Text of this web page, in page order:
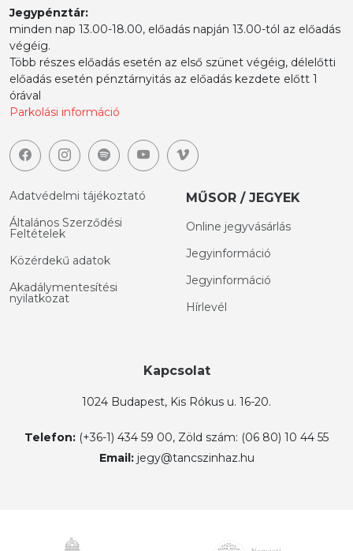
Jegypénztár:
minden nap 13.00-18.00, előadás napján 13.00-tól az előadás
végéig.
Több részes előadás esetén az első szünet végéig, délelőtti
előadás esetén pénztárnyitás az előadás kezdete előtt 1
órával
Parkolási információ
Adatvédelmi tájékoztató
Általános Szerződési
Feltételek
Közérdekű adatok
Akadálymentesítési
nyilatkozat
MŰSOR / JEGYEK
Online jegyvásárlás
Jegyinformáció
Jegyinformáció
Hírlevél
Kapcsolat
1024 Budapest, Kis Rókus u. 16-20.
Telefon: (+36-1) 434 59 00, Zöld szám: (06 80) 10 44 55
Email: jegy@tancszinhaz.hu